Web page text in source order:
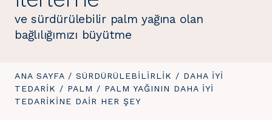
ve sürdürülebilir palm yağına olan
bağlılığımızı büyütme
BURADASINIZ:
ANA SAYFA / SÜRDÜRÜLEBILIRLIK / DAHA IYI
TEDARIK / PALM / BURADASINIZ:
PALM YAĞININ DAHA IYI
TEDARIKINE DAIR HER ŞEY